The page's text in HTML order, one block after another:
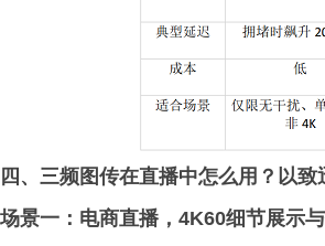
四、三频图传在直播中怎么用？以
场景一：电商直播，4K60细节展示